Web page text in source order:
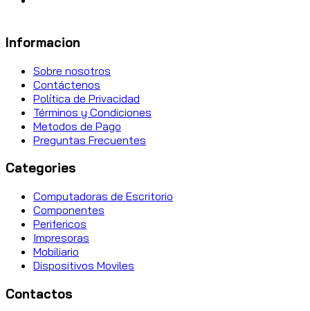
Informacion
Sobre nosotros
Contáctenos
Política de Privacidad
Términos y Condiciones
Metodos de Pago
Preguntas Frecuentes
Categories
Computadoras de Escritorio
Componentes
Perifericos
Impresoras
Mobiliario
Dispositivos Moviles
Contactos